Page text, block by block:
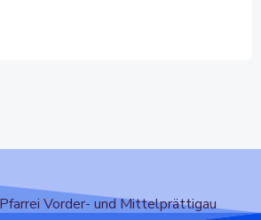
Vorder- und Mittelprättigau